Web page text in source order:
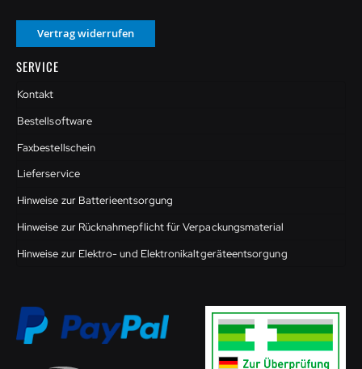
Vertrag widerrufen
SERVICE
Kontakt
Bestellsoftware
Faxbestellschein
Lieferservice
Hinweise zur Batterieentsorgung
Hinweise zur Rücknahmepflicht für Verpackungsmaterial
Hinweise zur Elektro- und Elektronikaltgeräteentsorgung